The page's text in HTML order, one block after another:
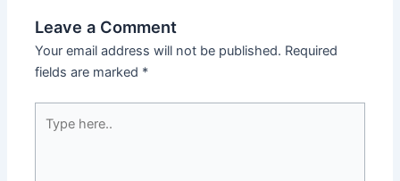
Leave a Comment
Your email address will not be published. Required
fields are marked *
here..